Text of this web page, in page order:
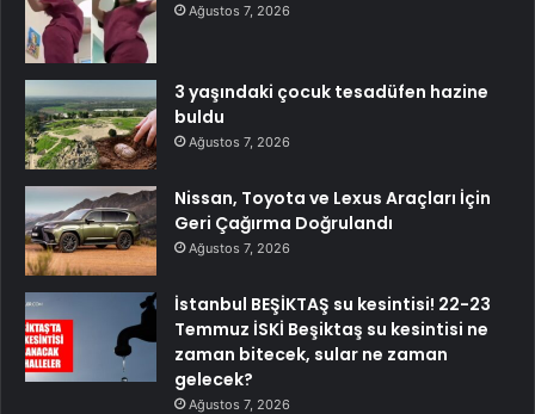
Ağustos 7, 2026
3 yaşındaki çocuk tesadüfen hazine
buldu
Ağustos 7, 2026
Nissan, Toyota ve Lexus Araçları İçin
Geri Çağırma Doğrulandı
Ağustos 7, 2026
İstanbul BEŞİKTAŞ su kesintisi! 22-23
Temmuz İSKİ Beşiktaş su kesintisi ne
zaman bitecek, sular ne zaman
gelecek?
Ağustos 7, 2026